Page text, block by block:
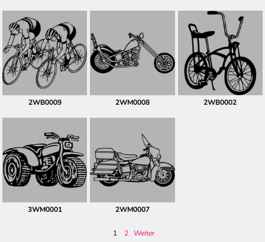
2WB0009 2WM0008 2WB0002
3WM0001 2WM0007
1 2 Weiter